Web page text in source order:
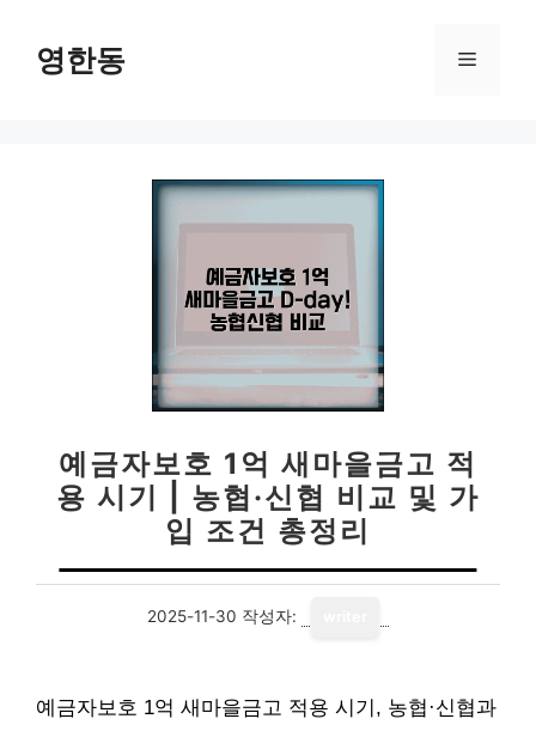
영한동 메
예금자보호 1억 새마을금고 적
용 시기 | 농협·신협 비교 및 가
입 조건 총정리
2025-11-30 작성자:
예금자보호 1억 새마을금고 적용 시기, 농협·신협과